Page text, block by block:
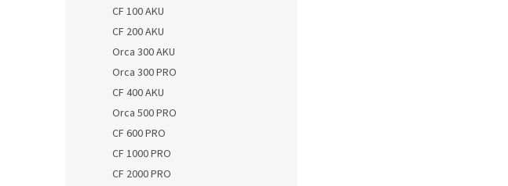
CF 100 AKU
CF 200 AKU
Orca 300 AKU
Orca 300 PRO
CF 400 AKU
Orca 500 PRO
CF 600 PRO
CF 1000 PRO
CF 2000 PRO